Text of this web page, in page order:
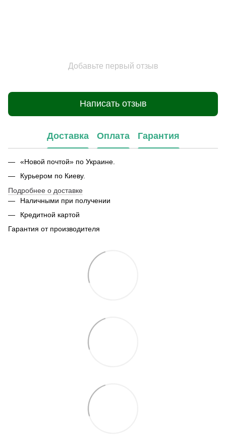
Добавьте первый отзыв
Написать отзыв
Доставка Оплата Гарантия
«Новой почтой» по Украине.
Курьером по Киеву.
Подробнее о доставке
Наличными при получении
Кредитной картой
Гарантия от производителя